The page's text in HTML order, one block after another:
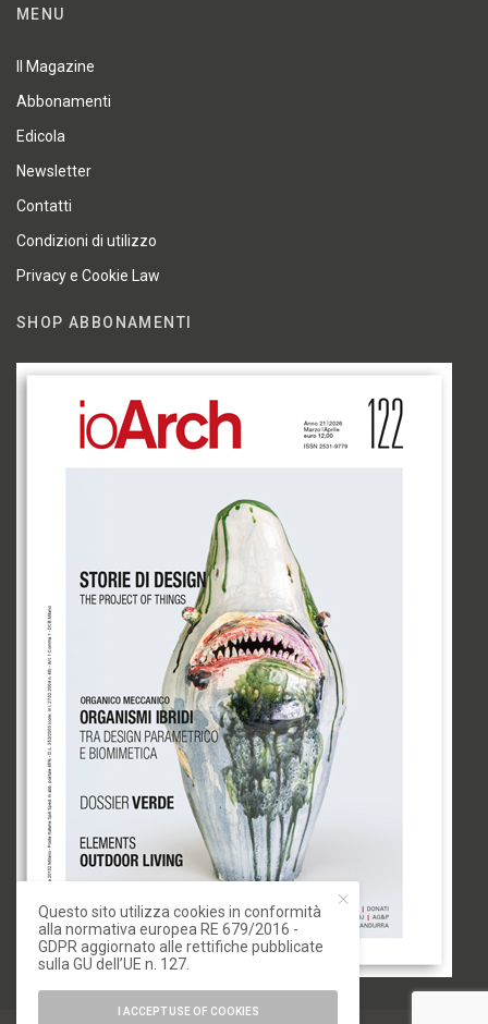
MENU
Il Magazine
Abbonamenti
Edicola
Newsletter
Contatti
Condizioni di utilizzo
Privacy e Cookie Law
SHOP ABBONAMENTI
Questo sito utilizza cookies in conformità
alla normativa europea RE 679/2016 -
GDPR aggiornato alle rettifiche pubblicate
sulla GU dell’UE n. 127.
I ACCEPT USE OF COOKIES